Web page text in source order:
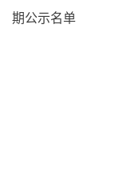
期公示名单